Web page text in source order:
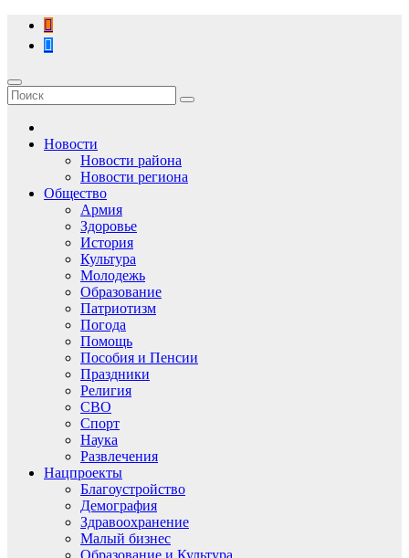
Перейти
содержимому
Новости
Новости района
Новости региона
Общество
Армия
Здоровье
История
Культура
Молодежь
Образование
Патриотизм
Погода
Помощь
Пособия и Пенсии
Праздники
Религия
СВО
Спорт
Наука
Развлечения
Нацпроекты
Благоустройство
Демография
Здравоохранение
Малый бизнес
Образование и Культура